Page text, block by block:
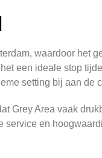
waardoor het
een ideale stop
setting bij aan de
Grey Area vaak
en